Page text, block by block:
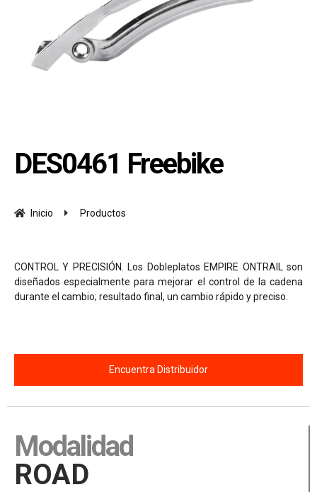
DES0461 Freebike
Inicio Productos
CONTROL Y PRECISIÓN. Los Dobleplatos EMPIRE ONTRAIL son
diseñados especialmente para mejorar el control de la cadena
durante el cambio; resultado final, un cambio rápido y preciso.
Encuentra Distribuidor
Description
Modalidad
ROAD